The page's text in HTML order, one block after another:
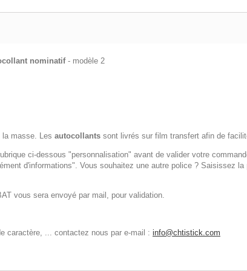
nominatif- modèle 2
la masse. Les autocollants sont livrés sur film transfert afin de
ci-dessous "personnalisation" avant de valider votre
d'informations". Vous souhaitez une autre police ? Saisissez
vous sera envoyé par mail, pour validation.
caractère, ... contactez nous par e-mail : info@chtistick.com